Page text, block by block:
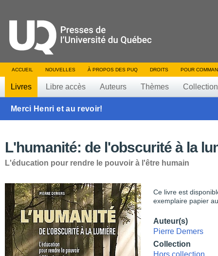
ACCUEIL NOUVELLES À PROPOS DES PUQ DROITS POUR
Livres Libre accès Auteurs Thèmes
Merci Henri et au revoir!
L'humanité: de l'obscurité à la
L'éducation pour rendre le pouvoir à l'être humain
Ce livre est
exemplaire papier
Auteur(s)
Pierre Demers
Collection
Hors collection